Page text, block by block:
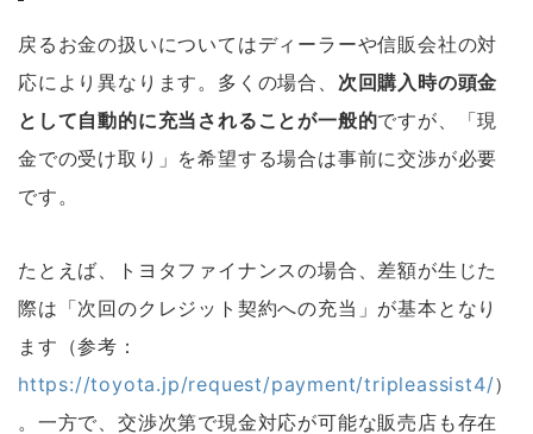
戻るお金の扱いについてはディーラーや信販会社の対
応により異なります。多くの場合、 次回購入時の頭金
として自動的に充当されることが一般的ですが、「現
金での受け取り」を希望する場合は事前に交渉が必要
です。
たとえば、トヨタファイナンスの場合、差額が生じた
際は「次回のクレジット契約への充当」が基本となり
ます（参考：
https://toyota.jp/request/payment/tripleassist4/）
。一方で、交渉次第で現金対応が可能な販売店も存在